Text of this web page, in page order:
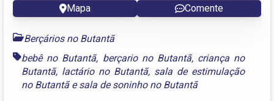
Mapa Comente
Berçários no Butantã
bebê no Butantã, berçario no Butantã, criança no
Butantã, lactário no Butantã, sala de estimulação
no Butantãesala de soninho no Butantã